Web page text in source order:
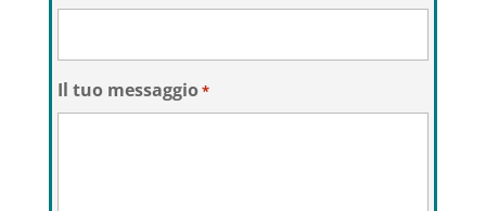
Il tuo messaggio*